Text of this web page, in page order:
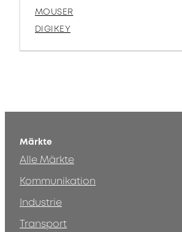
MOUSER
DIGIKEY
Märkte
Alle Märkte
Kommunikation
Industrie
Transport